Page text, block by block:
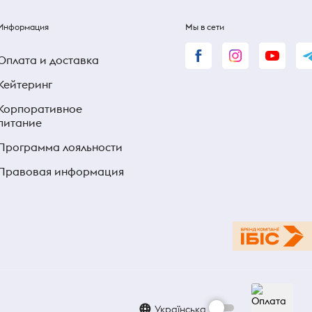
и доставка
лояльности
информация
Мы в сети
Українська